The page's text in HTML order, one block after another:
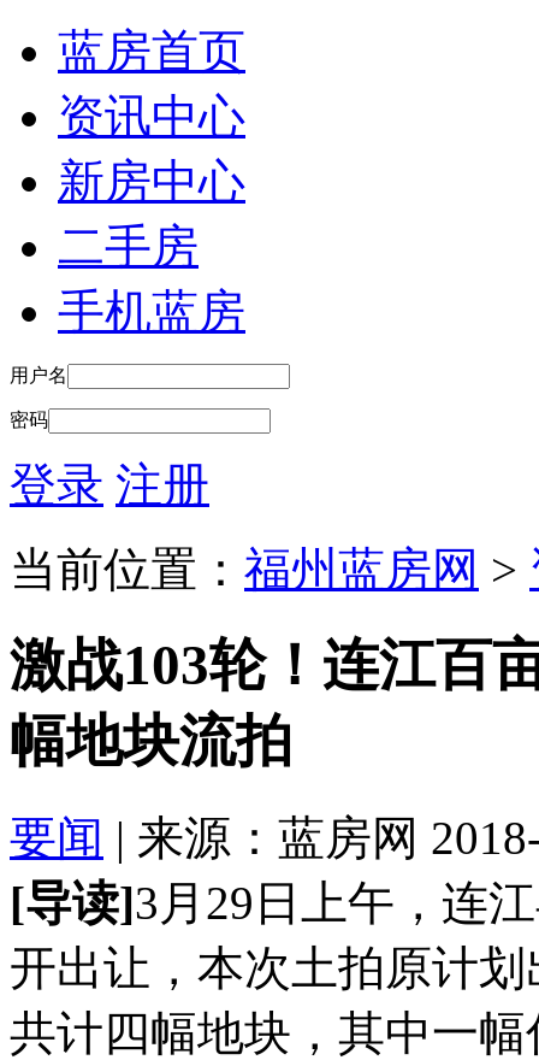
蓝房首页
资讯中心
新房中心
二手房
手机蓝房
用户名
密码
登录 注册
当前位置： 福州蓝房网 >
激战103轮！连江百
幅地块流拍
要闻 | 来源：蓝房网
[导读]3月29日上午，连
开出让，本次土拍原计
共计四幅地块，其中一